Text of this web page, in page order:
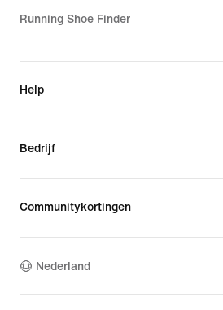
Running Shoe Finder
Help
Bedrijf
Communitykortingen
Nederland